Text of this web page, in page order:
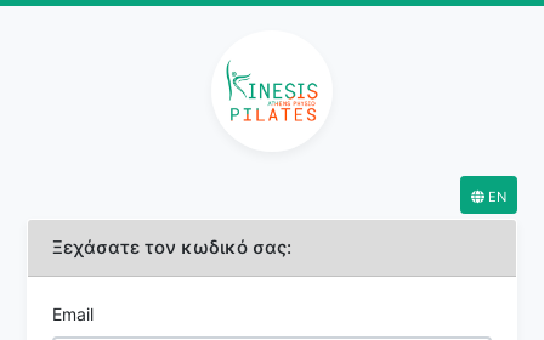
EN
Ξεχάσατε τον κωδικό σας:
Email